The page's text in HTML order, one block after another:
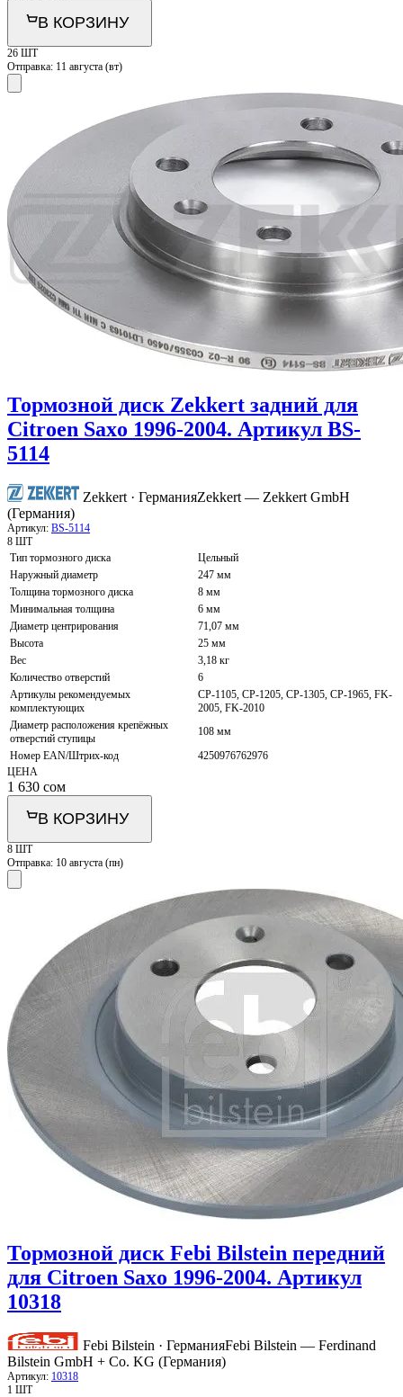
В КОРЗИНУ
26 ШТ
Отправка: 11 августа (вт)
Тормозной диск Zekkert задний для
Citroen Saxo 1996-2004. Артикул BS-
5114
Zekkert · ГерманияZekkert — Zekkert GmbH
(Германия)
Артикул: BS-5114
8 ШТ
Тип тормозного диска
Цельный
Наружный диаметр
247 мм
Толщина тормозного диска
8 мм
Минимальная толщина
6 мм
Диаметр центрирования
71,07 мм
Высота
25 мм
Вес
3,18 кг
Количество отверстий
6
Артикулы рекомендуемых
комплектующих
CP-1105, CP-1205, CP-1305, CP-1965, FK-
2005, FK-2010
Диаметр расположения крепёжных
отверстий ступицы
108 мм
Номер EAN/Штрих-код
4250976762976
ЦЕНА
1 630 сом
В КОРЗИНУ
8 ШТ
Отправка: 10 августа (пн)
Тормозной диск Febi Bilstein передний
для Citroen Saxo 1996-2004. Артикул
10318
Febi Bilstein · ГерманияFebi Bilstein — Ferdinand
Bilstein GmbH + Co. KG (Германия)
Артикул: 10318
1 ШТ